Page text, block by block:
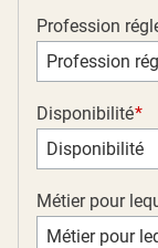
Profession
Profession
Disponibilité
Disponibilité
Métier pour
Métier pour